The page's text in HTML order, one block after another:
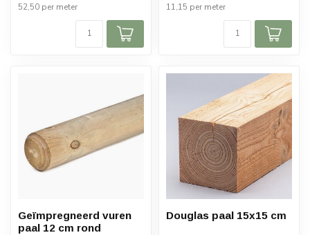
52,50 per meter 11,15 per meter
Geïmpregneerd vuren
paal 12 cm rond
Douglas paal 15x15 cm